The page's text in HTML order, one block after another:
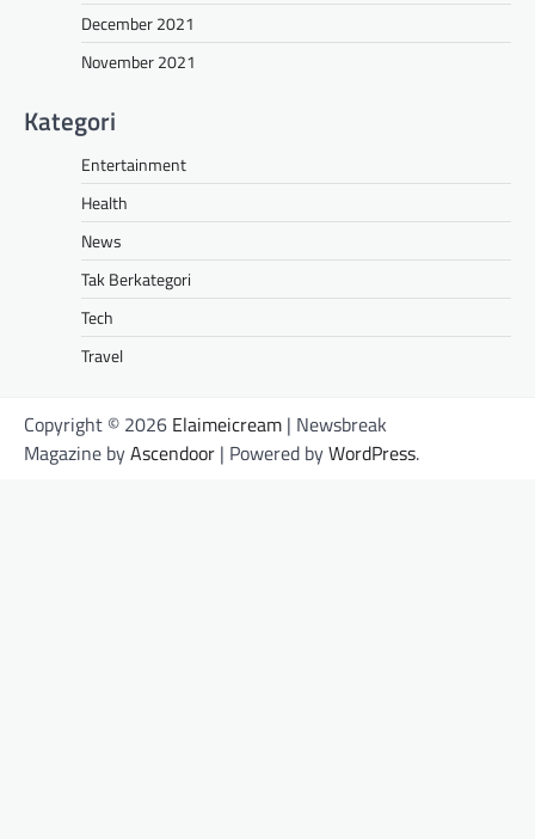
December 2021
November 2021
Kategori
Entertainment
Health
News
Tak Berkategori
Tech
Travel
Copyright © 2026 Elaimeicream | Newsbreak
Magazine byAscendoor | Powered byWordPress.